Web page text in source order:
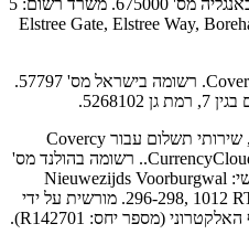
Covercy Europe Limited. רשומה באנגליה מס' 675000. משרד רשום: 5
Elstree Gate, Elstree Way,
Covercy Technological Trading Limited. רשומה בישראל מס' 57797.
עבור לקוחות באזור הכלכלי האירופי, שירותי תשלום עבור Covercy
Europe Ltd. מסופקים על ידי CurrencyCloud B.V.. רשומה בהולנד מס'
72186178. משרד רשום: משרד ראשי: Nieuwezijds Voorburgwal
296-298, 1012 RT Amsterdam. Currencycloud B.V. מורשית על ידי